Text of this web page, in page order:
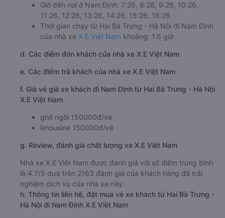
Giờ đến nơi ở Nam Định: 7:26, 8:26, 9:26, 10:26,
11:26, 12:26, 13:26, 14:26, 15:26, 16:26
Thời gian chạy từ Hai Bà Trưng - Hà Nội đi Nam Định
của nhà xe X.E Việt Nam khoảng: 1.6 giờ
d. Các điểm đón khách của nhà xe X.E Việt Nam
e. Các điểm trả khách của nhà xe X.E Việt Nam
f. Giá vé giá xe khách đi Nam Định từ Hai Bà Trưng - Hà Nội
X.E Việt Nam
ghế ngồi 150000đ/vé
limousine 150000đ/vé
g. Review, đánh giá chất lượng xe X.E Việt Nam
Nhà xe X.E Việt Nam được đánh giá với số điểm trung bình
là 4.7/5 dựa trên 2163 đánh giá của khách hàng đã trải
nghiệm dịch vụ của nhà xe này.
h. Thông tin liên hệ, đặt mua vé xe khách từ Hai Bà Trưng -
Hà Nội đi Nam Định X.E Việt Nam